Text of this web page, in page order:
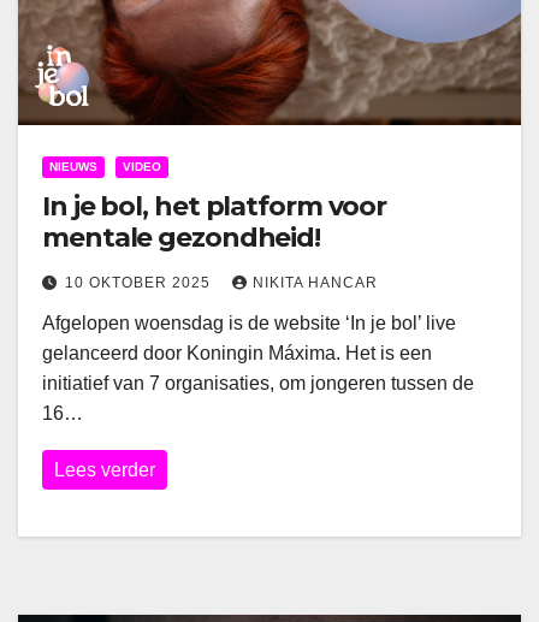
NIEUWS VIDEO
In je bol, het platform voor
mentale gezondheid!
10 OKTOBER 2025 NIKITA HANCAR
Afgelopen woensdag is de website ‘In je bol’ live
gelanceerd door Koningin Máxima. Het is een
initiatief van 7 organisaties, om jongeren tussen de
16…
Lees verder